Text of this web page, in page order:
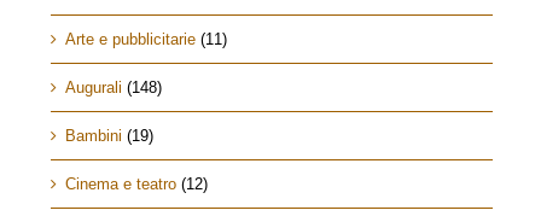
Arte e pubblicitarie (11)
Augurali (148)
Bambini (19)
Cinema e teatro (12)